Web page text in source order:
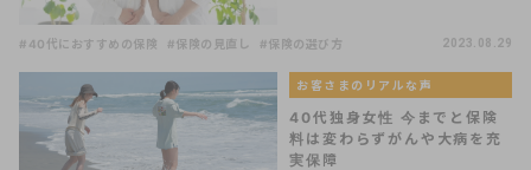
#40代におすすめの保険 #保険の見直し #保険の選び方 2023.08.29
お客さまのリアルな声
40代独身女性 今までと保険
料は変わらずがんや大病を充
実保障